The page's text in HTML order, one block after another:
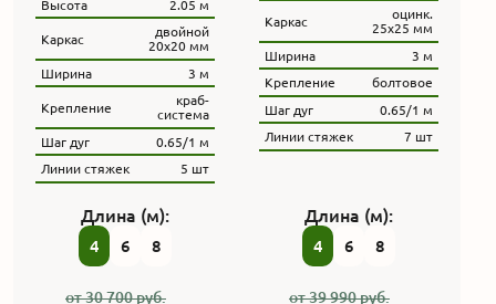
Высота 2.05 м
Каркас
двойной
20х20 мм
Ширина
3 м
Крепление
краб-
система
Шаг дуг
0.65/1 м
Линии стяжек
5 шт
Длина (м):
4 6 8
Высота 2.15 м
Каркас
оцинк.
25х25 мм
Ширина
3 м
Крепление
болтовое
Шаг дуг
0.65/1 м
Длина (м):
4 6 8